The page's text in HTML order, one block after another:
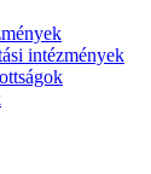
intézmények